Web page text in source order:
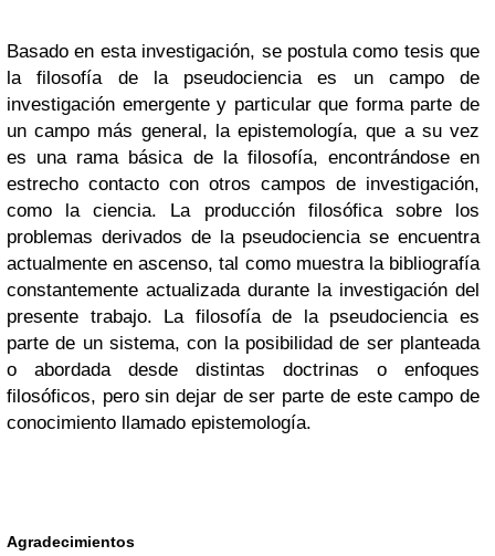
Basado en esta investigación, se postula como tesis que
la filosofía de la pseudociencia es un campo de
investigación emergente y particular que forma parte de
un campo más general, la epistemología, que a su vez
es una rama básica de la filosofía, encontrándose en
estrecho contacto con otros campos de investigación,
como la ciencia. La producción filosófica sobre los
problemas derivados de la pseudociencia se encuentra
actualmente en ascenso, tal como muestra la bibliografía
constantemente actualizada durante la investigación del
presente trabajo. La filosofía de la pseudociencia es
parte de un sistema, con la posibilidad de ser planteada
o abordada desde distintas doctrinas o enfoques
filosóficos, pero sin dejar de ser parte de este campo de
conocimiento llamado epistemología.
Agradecimientos